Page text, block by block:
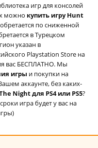
игр для консолей
можно купить игру Hunt
по сниженной
в Турецком
указан в
Playstation Store на
вас БЕСПЛАТНО. Мы
игры и покупки на
аккаунте, без каких-
Night для PS4 или PS5?
игра будет у вас на